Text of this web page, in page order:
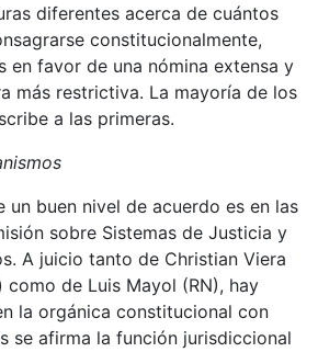
diferentes acerca de cuántos
constitucionalmente,
en favor de una nómina extensa y
más restrictiva. La mayoría de los
a las primeras.
un buen nivel de acuerdo es en las
sobre Sistemas de Justicia y
A juicio tanto de Christian Viera
como de Luis Mayol (RN), hay
la orgánica constitucional con
se afirma la función jurisdiccional